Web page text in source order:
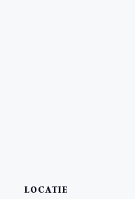
LOCATIE